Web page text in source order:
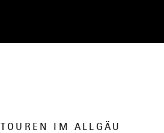
TOUREN IM ALLGÄU